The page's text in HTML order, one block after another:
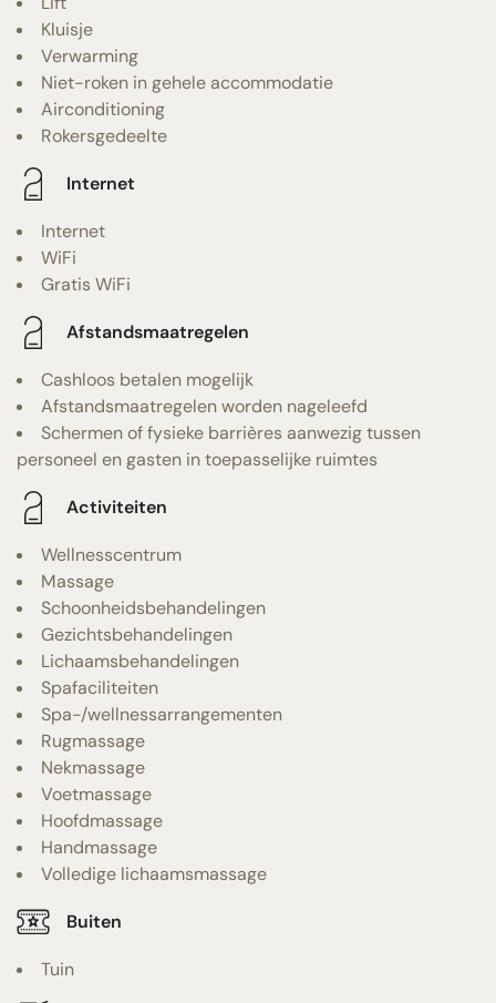
Kluisje
Verwarming
Niet-roken in gehele accommodatie
Airconditioning
Rokersgedeelte
Internet
Internet
WiFi
Gratis WiFi
Afstandsmaatregelen
Cashloos betalen mogelijk
Afstandsmaatregelen worden nageleefd
Schermen of fysieke barrières aanwezig tussen
personeel en gasten in toepasselijke ruimtes
Activiteiten
Wellnesscentrum
Massage
Schoonheidsbehandelingen
Gezichtsbehandelingen
Lichaamsbehandelingen
Spafaciliteiten
Spa-/wellnessarrangementen
Rugmassage
Nekmassage
Voetmassage
Hoofdmassage
Handmassage
Volledige lichaamsmassage
Buiten
Tuin